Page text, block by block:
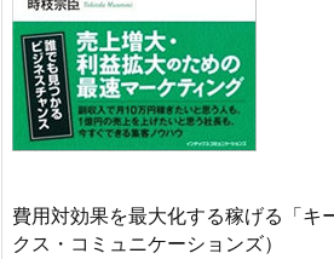
費用対効果を最大化する稼げる「キ
クス・コミュニケーションズ）